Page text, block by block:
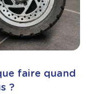
faire quand
?